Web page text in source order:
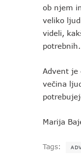
ob njem
veliko
videli,
Advent je
večina
Marija
Tags: